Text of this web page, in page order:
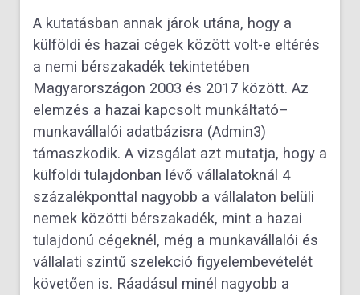
A kutatásban annak járok utána, hogy a
külföldi és hazai cégek között volt-e eltérés
a nemi bérszakadék tekintetében
Magyarországon 2003 és 2017 között. Az
elemzés a hazai kapcsolt munkáltató–
munkavállalói adatbázisra (Admin3)
támaszkodik. A vizsgálat azt mutatja, hogy a
külföldi tulajdonban lévő vállalatoknál 4
százalékponttal nagyobb a vállalaton belüli
nemek közötti bérszakadék, mint a hazai
tulajdonú cégeknél, még a munkavállalói és
vállalati szintű szelekció figyelembevételét
követően is. Ráadásul minél nagyobb a